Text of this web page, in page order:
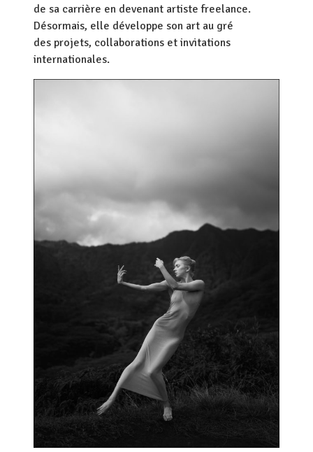
de sa carrière en devenant artiste freelance.
Désormais, elle développe son art au gré
des projets, collaborations et invitations
internationales.